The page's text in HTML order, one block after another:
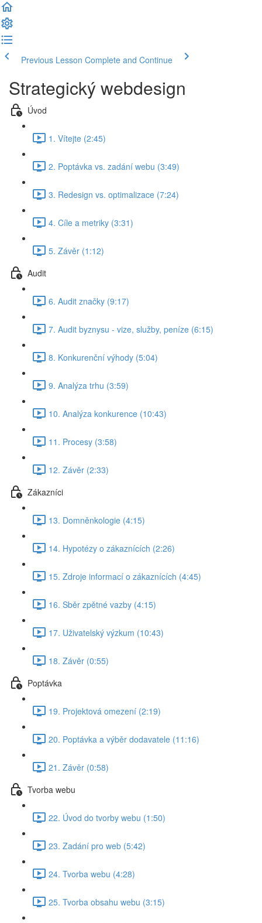
Previous Lesson Complete and Continue
Strategický webdesign
Úvod
1. Vítejte (2:45)
2. Poptávka vs. zadání webu (3:49)
3. Redesign vs. optimalizace (7:24)
4. Cíle a metriky (3:31)
5. Závěr (1:12)
Audit
6. Audit značky (9:17)
7. Audit byznysu - vize, služby, peníze (6:15)
8. Konkurenční výhody (5:04)
9. Analýza trhu (3:59)
10. Analýza konkurence (10:43)
11. Procesy (3:58)
12. Závěr (2:33)
Zákazníci
13. Domněnkologie (4:15)
14. Hypotézy o zákaznících (2:26)
15. Zdroje informací o zákaznících (4:45)
16. Sběr zpětné vazby (4:15)
17. Uživatelský výzkum (10:43)
18. Závěr (0:55)
Poptávka
19. Projektová omezení (2:19)
20. Poptávka a výběr dodavatele (11:16)
21. Závěr (0:58)
Tvorba webu
22. Úvod do tvorby webu (1:50)
23. Zadání pro web (5:42)
24. Tvorba webu (4:28)
25. Tvorba obsahu webu (3:15)